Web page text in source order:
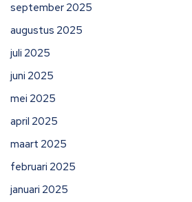
september 2025
augustus 2025
juli 2025
juni 2025
mei 2025
april 2025
maart 2025
februari 2025
januari 2025